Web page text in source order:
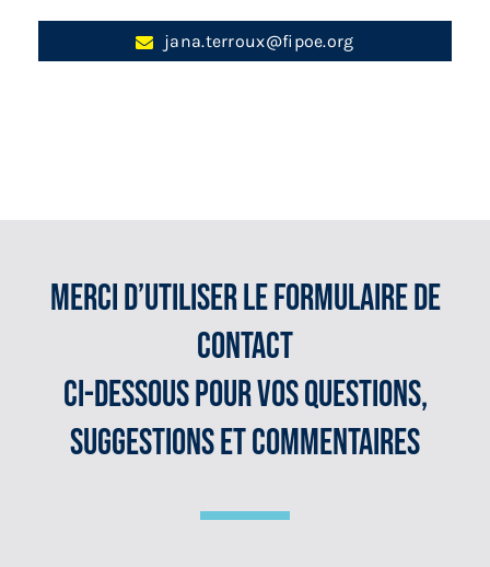
jana.terroux@fipoe.org
Merci D’utiliser Le Formulaire De
Contact
Ci-Dessous Pour Vos Questions,
Suggestions Et Commentaires